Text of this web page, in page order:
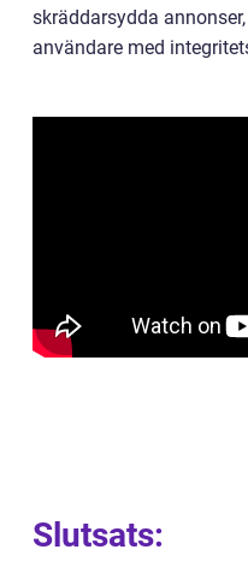
skräddarsydda
användare med
Slutsats: